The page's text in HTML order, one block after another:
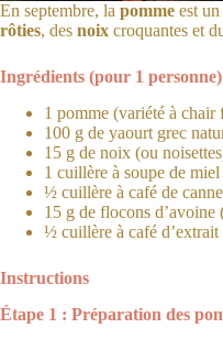
En septembre, la pomme est
rôties, des noix croquantes et
Ingrédients (pour 1 personne)
1 pomme (variété à chair
100 g de yaourt grec
15 g de noix (ou
1 cuillère à soupe de miel
½ cuillère à café de
15 g de flocons d’avoine
½ cuillère à café
Instructions
Étape 1 : Préparation des